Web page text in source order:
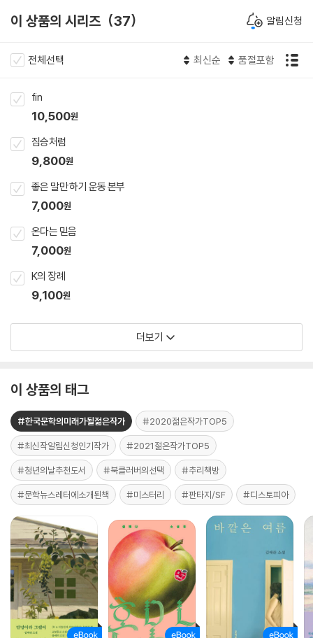
이 상품의 시리즈 37 알림신청
전체선택 최신순 품절포함
fin
10,500원
짐승처럼
9,800원
좋은 말만 하기 운동 본부
7,000원
온다는 믿음
7,000원
K의 장례
9,100원
더보기
이 상품의 태그
#한국문학의미래가될젊은작가 #2020젊은작가TOP5
#최신작알림신청인기작가 #2021젊은작가TOP5
#청년의날추천도서 #북클러버의선택 #추리책방
#문학뉴스레터에소개된책 #미스터리 #판타지/SF #디스토피아